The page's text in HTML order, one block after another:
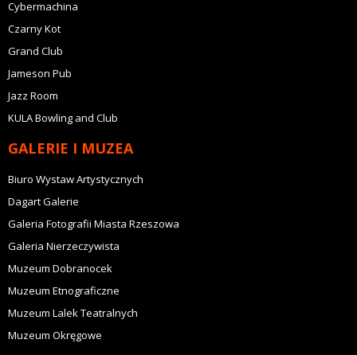
Cybermachina
Czarny Kot
Grand Club
Jameson Pub
Jazz Room
KULA Bowling and Club
GALERIE I MUZEA
Biuro Wystaw Artystycznych
Dagart Galerie
Galeria Fotografii Miasta Rzeszowa
Galeria Nierzeczywista
Muzeum Dobranocek
Muzeum Etnograficzne
Muzeum Lalek Teatralnych
Muzeum Okręgowe